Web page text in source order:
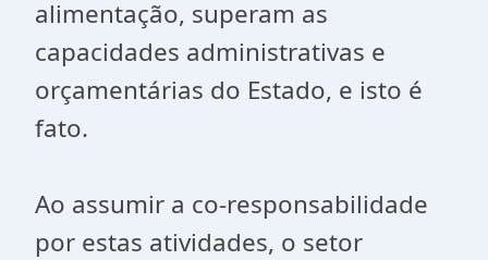
alimentação, superam as
capacidades administrativas e
orçamentárias do Estado, e isto é
fato.
Ao assumir a co-responsabilidade
por estas atividades, o setor